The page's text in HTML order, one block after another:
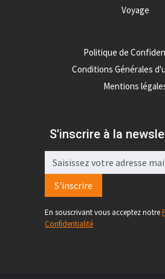
Voyage
Politique de
Conditions Générales
Mentions
S'inscrire à la
S'inscrire
En souscrivant vous acceptez notre
Confidentialité